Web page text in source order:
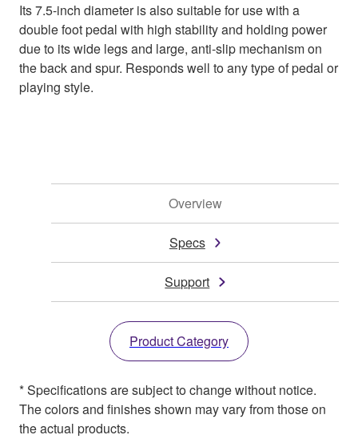
Its 7.5-inch diameter is also suitable for use with a
double foot pedal with high stability and holding power
due to its wide legs and large, anti-slip mechanism on
the back and spur. Responds well to any type of pedal or
playing style.
Overview
Specs
Support
Product Category
* Specifications are subject to change without notice.
The colors and finishes shown may vary from those on
the actual products.